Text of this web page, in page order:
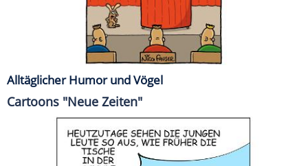
Alltäglicher Humor und Vögel
Cartoons "Neue Zeiten"